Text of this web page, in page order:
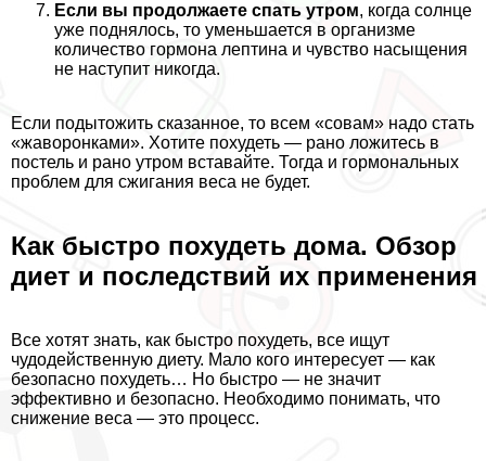
Если вы продолжаете спать утром, когда солнце
уже поднялось, то уменьшается в организме
количество гормона лептина и чувство насыщения
не наступит никогда.
Если подытожить сказанное, то всем «совам» надо стать
«жаворонками». Хотите похудеть — рано ложитесь в
постель и рано утром вставайте. Тогда и гормональных
проблем для сжигания веса не будет.
Как быстро похудеть дома. Обзор
диет и последствий их применения
Все хотят знать, как быстро похудеть, все ищут
чудодейственную диету. Мало кого интересует — как
безопасно похудеть… Но быстро — не значит
эффективно и безопасно. Необходимо понимать, что
снижение веса — это процесс.